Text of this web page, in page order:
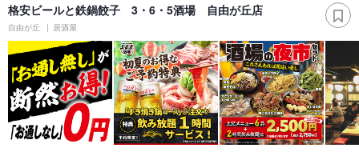
格安ビールと鉄鍋餃子 3・6・5酒場 自由が丘店
自由が丘 居酒屋